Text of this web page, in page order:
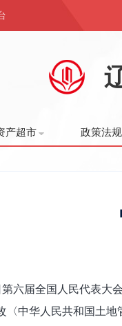
产超市 政策法规
第六届全国人民代表
〈中华人民共和国土